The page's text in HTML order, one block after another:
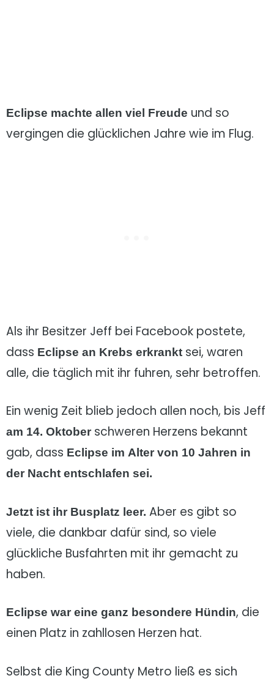
Eclipse machte allen viel Freude und so
vergingen die glücklichen Jahre wie im Flug.
Als ihr Besitzer Jeff bei Facebook postete,
dass Eclipse an Krebs erkrankt sei, waren
alle, die täglich mit ihr fuhren, sehr betroffen.
Ein wenig Zeit blieb jedoch allen noch, bis Jeff
am 14. Oktober schweren Herzens bekannt
gab, dass Eclipse im Alter von 10 Jahren in
der Nacht entschlafen sei.
Jetzt ist ihr Busplatz leer. Aber es gibt so
viele, die dankbar dafür sind, so viele
glückliche Busfahrten mit ihr gemacht zu
haben.
Eclipse war eine ganz besondere Hündin, die
einen Platz in zahllosen Herzen hat.
Selbst die King County Metro ließ es sich